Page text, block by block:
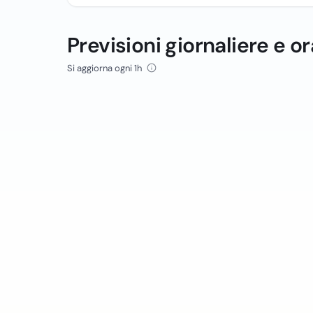
Previsioni giornaliere e
Si aggiorna ogni 1h